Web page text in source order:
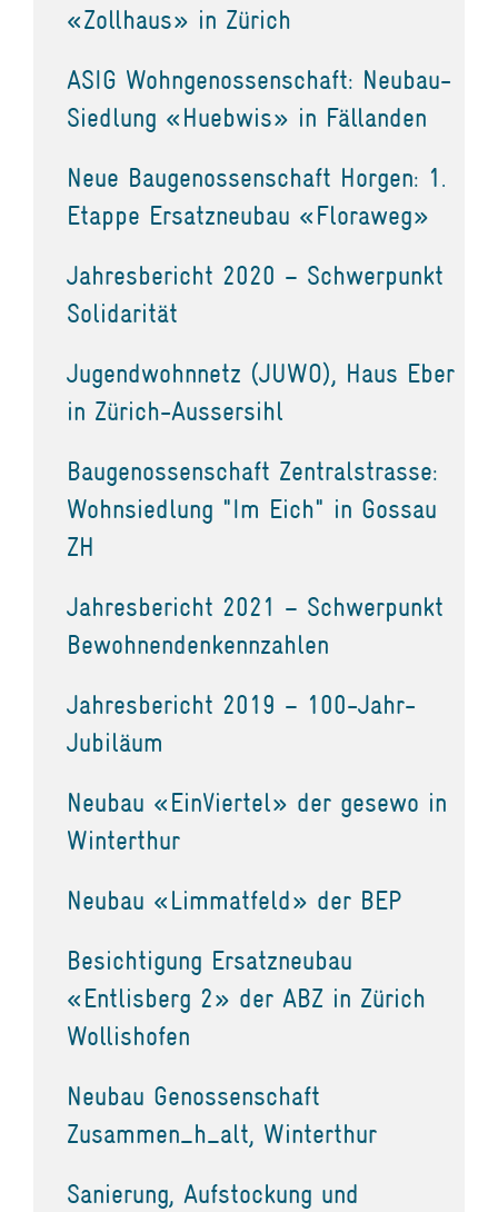
«Zollhaus» in Zürich
ASIG Wohngenossenschaft: Neubau-
Siedlung «Huebwis» in Fällanden
Neue Baugenossenschaft Horgen: 1.
Etappe Ersatzneubau «Floraweg»
Jahresbericht 2020 – Schwerpunkt
Solidarität
Jugendwohnnetz (JUWO), Haus Eber
in Zürich-Aussersihl
Baugenossenschaft Zentralstrasse:
Wohnsiedlung "Im Eich" in Gossau
ZH
Jahresbericht 2021 – Schwerpunkt
Bewohnendenkennzahlen
Jahresbericht 2019 – 100-Jahr-
Jubiläum
Neubau «EinViertel» der gesewo in
Winterthur
Neubau «Limmatfeld» der BEP
Besichtigung Ersatzneubau
«Entlisberg 2» der ABZ in Zürich
Wollishofen
Neubau Genossenschaft
Zusammen_h_alt, Winterthur
Sanierung, Aufstockung und